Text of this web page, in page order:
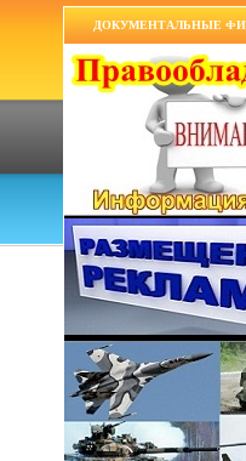
ДОКУМЕНТАЛЬНЫЕ